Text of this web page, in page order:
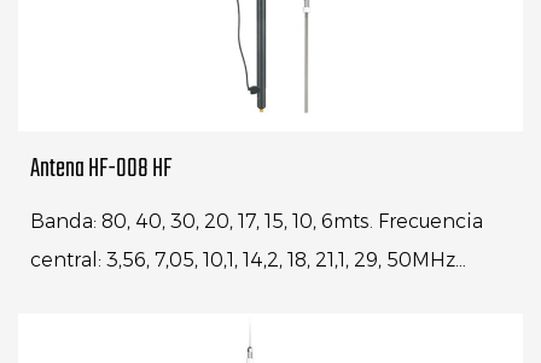
Antena HF-008 HF
Banda: 80, 40, 30, 20, 17, 15, 10, 6mts. Frecuencia
central: 3,56, 7,05, 10,1, 14,2, 18, 21,1, 29, 50MHz